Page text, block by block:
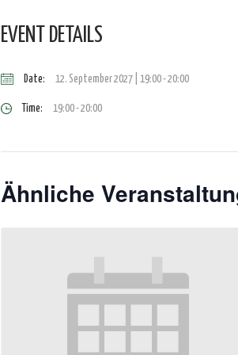
EVENT DETAILS
Date: 12. September 2027 | 19:00-20:00
Time: 19:00 - 20:00
Ähnliche